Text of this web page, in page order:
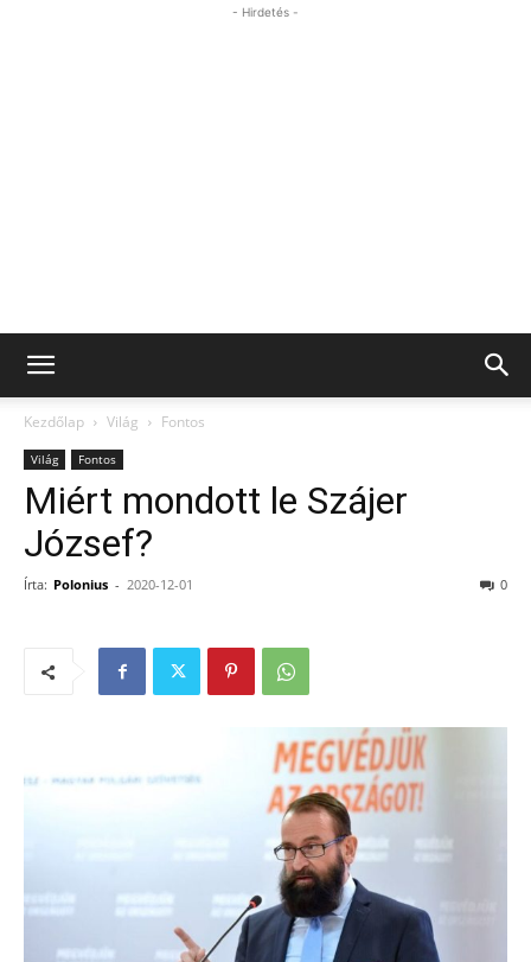
- Hirdetés -
Kezdőlap Világ Fontos
Világ Fontos
Miért mondott le Szájer
József?
Írta: Polonius - 2020-12-01 0